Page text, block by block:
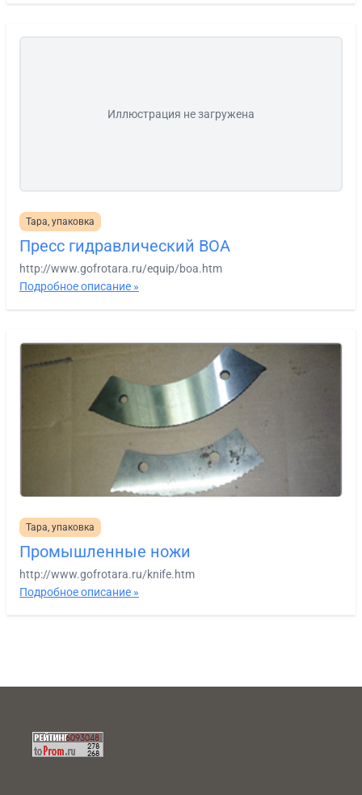
Иллюстрация не загружена
Тара, упаковка
Пресс гидравлический BOA
http://www.gofrotara.ru/equip/boa.htm
Подробное описание »
Тара, упаковка
Промышленные ножи
http://www.gofrotara.ru/knife.htm
Подробное описание »